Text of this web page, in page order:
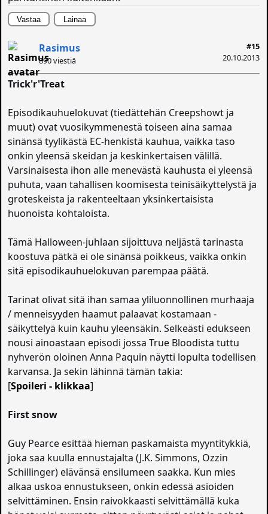
Vastaa Lainaa
#15
20.10.2013
Rasimus
890 viestiä
Trick'r'Treat
Episodikauhuelokuvat (tiedättehän Creepshowt ja
muut) ovat vuosikymmenestä toiseen aina samaa
sinänsä tyylikästä EC-henkistä kauhua, vaikka taso
onkin yleensä skeidan ja keskinkertaisen välillä.
Varsinaisesta ihon alle menevästä kauhusta ei yleensä
puhuta, vaan tahallisen koomisesta teinisäikyttelystä ja
groteskeista ja rakenteeltaan yksinkertaisista
huonoista kohtaloista.
Tämä Halloween-juhlaan sijoittuva neljästä tarinasta
koostuva pätkä ei ole sinänsä poikkeus, vaikka onkin
sitä episodikauhuelokuvan parempaa päätä.
Tarinat olivat sitä ihan samaa yliluonnollinen murhaaja
/ menneisyyden haamut palaavat kostamaan -
säikyttelyä kuin kauhu yleensäkin. Selkeästi edukseen
nousi ainoastaan episodi jossa True Bloodista tuttu
nyhverön oloinen Anna Paquin näytti lopulta todellisen
karvansa. Ja sekin lähinnä tämän takia:
[Spoileri - klikkaa]
First snow
Guy Pearce esittää hieman paskamaista myyntitykkiä,
joka saa kuulla ennustajalta (J.K. Simmons, Ozzin
Schillinger) elävänsä ensilumeen saakka. Kun mies
alkaa uskoa ennustukseen, onkin edessä asioiden
selvittäminen. Ensin raivokkaasti selvittämällä kuka